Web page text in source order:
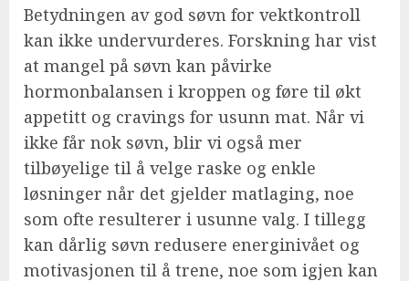
Betydningen av god søvn for vektkontroll
kan ikke undervurderes. Forskning har vist
at mangel på søvn kan påvirke
hormonbalansen i kroppen og føre til økt
appetitt og cravings for usunn mat. Når vi
ikke får nok søvn, blir vi også mer
tilbøyelige til å velge raske og enkle
løsninger når det gjelder matlaging, noe
som ofte resulterer i usunne valg. I tillegg
kan dårlig søvn redusere energinivået og
motivasjonen til å trene, noe som igjen kan